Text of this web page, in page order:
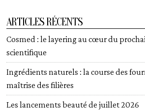
ARTICLES RÉCENTS
Cosmed : le layering au cœur du
scientifique
Ingrédients naturels : la course des
maîtrise des filières
Les lancements beauté de juillet 2026